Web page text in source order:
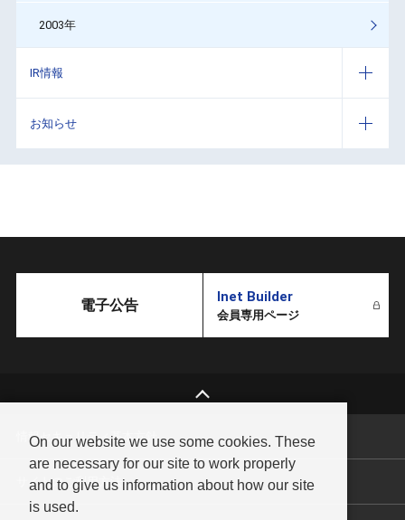
2003年
IR情報
お知らせ
電子公告 Inet Builder
会員専用ページ
情報セキュリティ基本方針
サイトのご利用方法
On our website we use some cookies. These
are necessary for our site to work properly
and to give us information about how our site
is used.